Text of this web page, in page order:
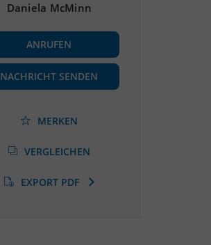
Daniela McMinn
ANRUFEN
NACHRICHT SENDEN
MERKEN
VERGLEICHEN
EXPORT PDF